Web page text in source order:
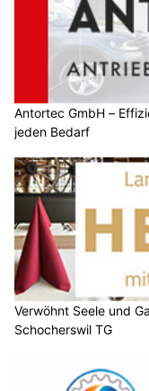
Antortec GmbH –
jeden Bedarf
Verwöhnt Seele und
Schocherswil TG